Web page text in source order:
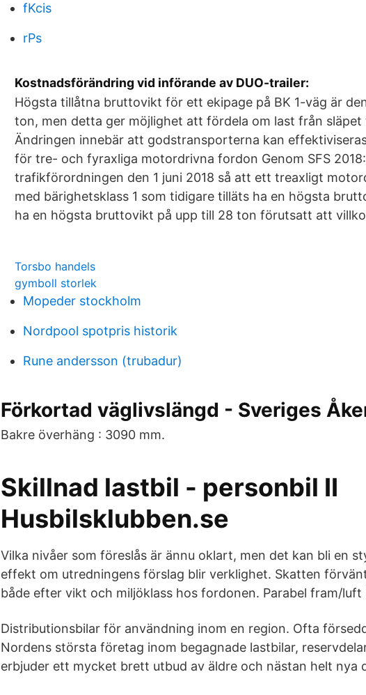
fKcis
rPs
Kostnadsförändring vid införande av DUO-trailer:
Högsta tillåtna bruttovikt för ett ekipage på BK 1-väg är
ton, men detta ger möjlighet att fördela om last från
Ändringen innebär att godstransporterna kan
för tre- och fyraxliga motordrivna fordon Genom SFS
trafikförordningen den 1 juni 2018 så att ett treaxligt
med bärighetsklass 1 som tidigare tilläts ha en högsta
ha en högsta bruttovikt på upp till 28 ton förutsatt att
Torsbo handels
gymboll storlek
Mopeder stockholm
Nordpool spotpris historik
Rune andersson (trubadur)
Förkortad väglivslängd - Sveriges
Bakre överhäng : 3090 mm.
Skillnad lastbil - personbil II
Husbilsklubben.se
Vilka nivåer som föreslås är ännu oklart, men det kan bli en
effekt om utredningens förslag blir verklighet. Skatten
både efter vikt och miljöklass hos fordonen. Parabel fram/luft
Distributionsbilar för användning inom en region. Ofta
Nordens största företag inom begagnade lastbilar,
erbjuder ett mycket brett utbud av äldre och nästan helt nya